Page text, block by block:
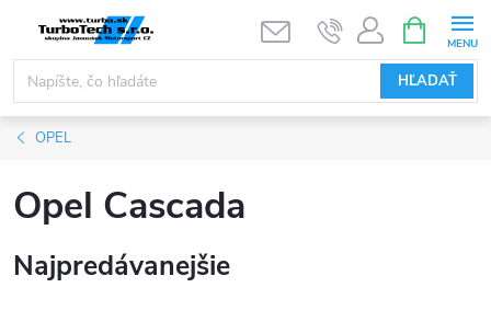
obsah
HĽADAŤ
KOŠÍK
OPEL
Opel Cascada
Najpredávanejšie